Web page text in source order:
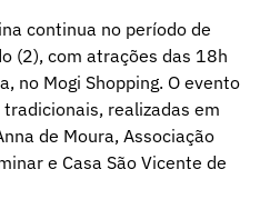
continua no período de
(2), com atrações das 18h
no Mogi Shopping. O evento
realizadas em
de Moura, Associação
e Casa São Vicente de